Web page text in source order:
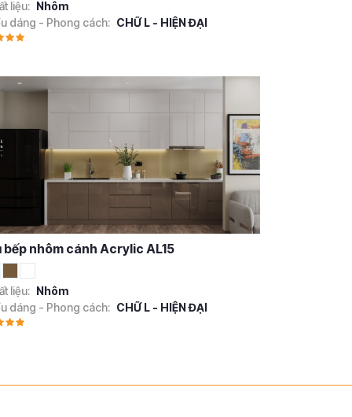
liệu: Nhôm
dáng - Phong cách: CHỮ L - HIỆN ĐẠI
bếp nhôm cánh Acrylic AL15
liệu: Nhôm
dáng - Phong cách: CHỮ L - HIỆN ĐẠI